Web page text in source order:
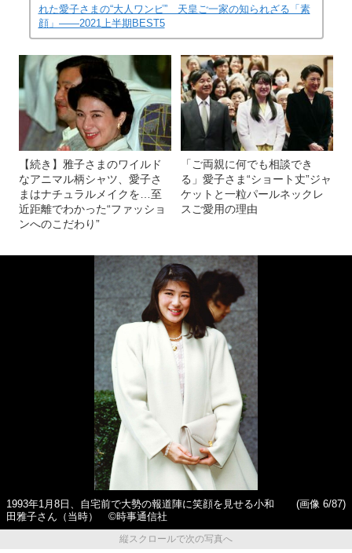
れた愛子さまの“大人ワンピ” 天皇ご一家の知られざる「素
顔」――2021上半期BEST5
【続き】雅子さまのワイルド
なアニマル柄シャツ、愛子さ
まはナチュラルメイクを…至
近距離でわかった“ファッショ
ンへのこだわり”
「ご両親に何でも相談でき
る」愛子さま“ショート丈”ジャ
ケットと一粒パールネックレ
スご愛用の理由
1993年1月8日、自宅前で大勢の報道陣に笑顔を見せる小和
田雅子さん（当時） ©時事通信社
(画像 6/87)
縦スクロールで次の写真へ